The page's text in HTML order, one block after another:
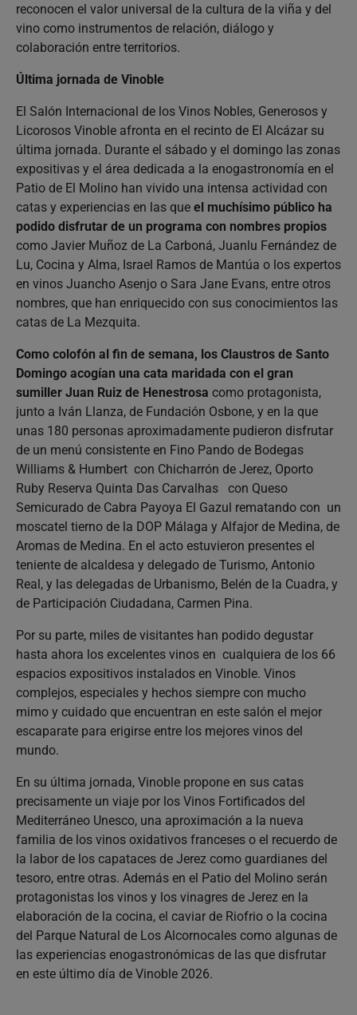
reconocen el valor universal de la cultura de la viña y del
vino como instrumentos de relación, diálogo y
colaboración entre territorios.
Última jornada de Vinoble
El Salón Internacional de los Vinos Nobles, Generosos y
Licorosos Vinoble afronta en el recinto de El Alcázar su
última jornada. Durante el sábado y el domingo las zonas
expositivas y el área dedicada a la enogastronomía en el
Patio de El Molino han vivido una intensa actividad con
catas y experiencias en las que el muchísimo público ha
podido disfrutar de un programa con nombres propios
como Javier Muñoz de La Carboná, Juanlu Fernández de
Lu, Cocina y Alma, Israel Ramos de Mantúa o los expertos
en vinos Juancho Asenjo o Sara Jane Evans, entre otros
nombres, que han enriquecido con sus conocimientos las
catas de La Mezquita.
Como colofón al fin de semana, los Claustros de Santo
Domingo acogían una cata maridada con el gran
sumiller Juan Ruiz de Henestrosa como protagonista,
junto a Iván Llanza, de Fundación Osbone, y en la que
unas 180 personas aproximadamente pudieron disfrutar
de un menú consistente en ⁠Fino Pando de Bodegas
Williams & Humbert con Chicharrón de Jerez, Oporto
Ruby Reserva Quinta Das Carvalhas con Queso
Semicurado de Cabra Payoya El Gazul rematando con ⁠un
moscatel tierno de la DOP Málaga y Alfajor de Medina, de
Aromas de Medina. En el acto estuvieron presentes el
teniente de alcaldesa y delegado de Turismo, Antonio
Real, y las delegadas de Urbanismo, Belén de la Cuadra, y
de Participación Ciudadana, Carmen Pina.
Por su parte, miles de visitantes han podido degustar
hasta ahora los excelentes vinos en cualquiera de los 66
espacios expositivos instalados en Vinoble. Vinos
complejos, especiales y hechos siempre con mucho
mimo y cuidado que encuentran en este salón el mejor
escaparate para erigirse entre los mejores vinos del
mundo.
En su última jornada, Vinoble propone en sus catas
precisamente un viaje por los Vinos Fortificados del
Mediterráneo Unesco, una aproximación a la nueva
familia de los vinos oxidativos franceses o el recuerdo de
la labor de los capataces de Jerez como guardianes del
tesoro, entre otras. Además en el Patio del Molino serán
protagonistas los vinos y los vinagres de Jerez en la
elaboración de la cocina, el caviar de Riofrio o la cocina
del Parque Natural de Los Alcornocales como algunas de
las experiencias enogastronómicas de las que disfrutar
en este último día de Vinoble 2026.